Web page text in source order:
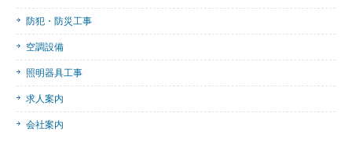
防犯・防災工事
空調設備
照明器具工事
求人案内
会社案内